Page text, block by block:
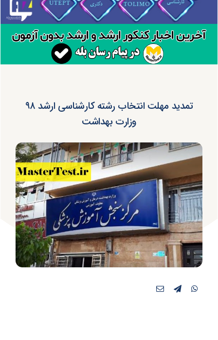
تمدید مهلت انتخاب رشته کارشناسی ارشد ۹۸
وزارت بهداشت